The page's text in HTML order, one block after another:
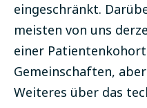
eingeschränkt.
meisten von uns
einer
Gemeinschaften,
Weiteres über das